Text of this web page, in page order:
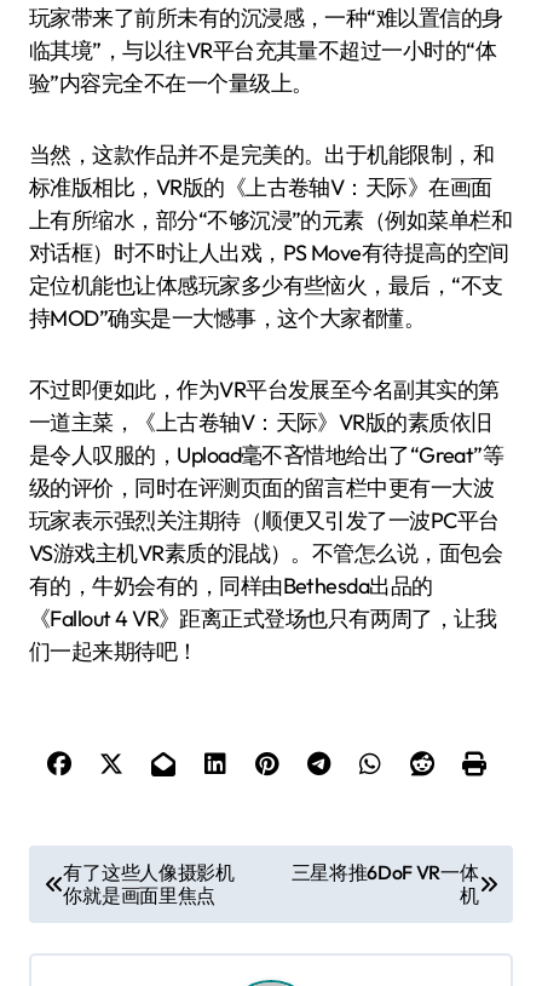
玩家带来了前所未有的沉浸感，一种“难以置信的身
临其境”，与以往VR平台充其量不超过一小时的“体
验”内容完全不在一个量级上。
当然，这款作品并不是完美的。出于机能限制，和
标准版相比，VR版的《上古卷轴V：天际》在画面
上有所缩水，部分“不够沉浸”的元素（例如菜单栏和
对话框）时不时让人出戏，PS Move有待提高的空间
定位机能也让体感玩家多少有些恼火，最后，“不支
持MOD”确实是一大憾事，这个大家都懂。
不过即便如此，作为VR平台发展至今名副其实的第
一道主菜，《上古卷轴V：天际》VR版的素质依旧
是令人叹服的，Upload毫不吝惜地给出了“Great”等
级的评价，同时在评测页面的留言栏中更有一大波
玩家表示强烈关注期待（顺便又引发了一波PC平台
VS游戏主机VR素质的混战）。不管怎么说，面包会
有的，牛奶会有的，同样由Bethesda出品的
《Fallout 4 VR》距离正式登场也只有两周了，让我
们一起来期待吧！
章
导
有了这些人像摄影机
你就是画面里焦点
三星将推6DoF VR一体
机